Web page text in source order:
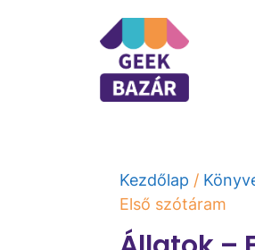
Kezdőlap /
Első szótáram